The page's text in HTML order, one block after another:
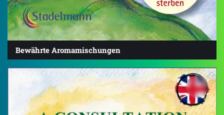
Bewährte Aromamischungen